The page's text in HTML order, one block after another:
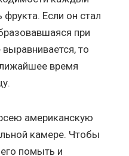
фрукта. Если он стал
при
то
время
американскую
камере. Чтобы
помыть и